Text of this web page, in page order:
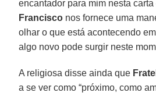
encantador para mim nesta carta
Francisco nos fornece uma
olhar o que está acontecendo
algo novo pode surgir neste
A religiosa disse ainda que
a se ver como “próximo, como